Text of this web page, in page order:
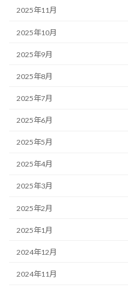
2025年11月
2025年10月
2025年9月
2025年8月
2025年7月
2025年6月
2025年5月
2025年4月
2025年3月
2025年2月
2025年1月
2024年12月
2024年11月